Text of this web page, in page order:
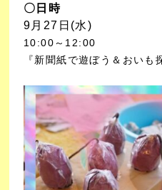
〇日時
9月27日(水)
10:00～12:00
『新聞紙で遊ぼう＆おいも